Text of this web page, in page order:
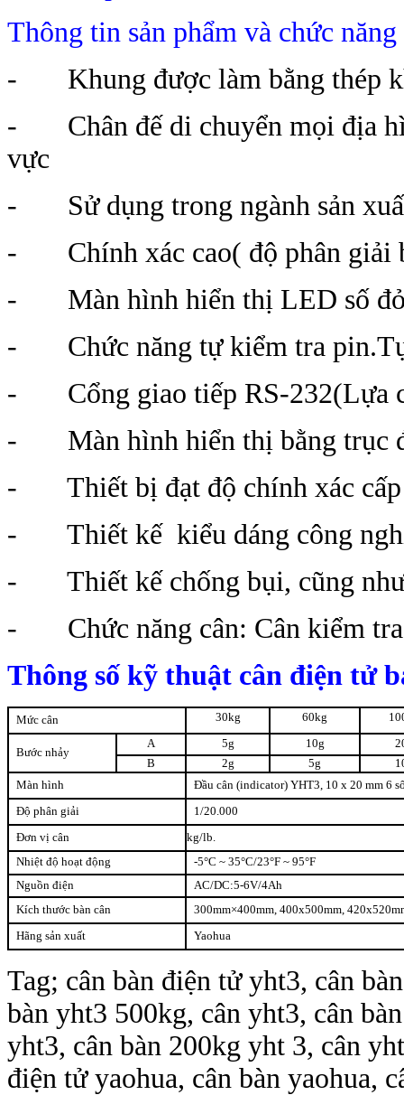
Thông tin sản phẩm và chức
- Khung được làm bằng thép
- Chân đế di chuyển mọi địa
vực
- Sử dụng trong ngành sản
- Chính xác cao( độ phân giải
- Màn hình hiển thị LED số đỏ
- Chức năng tự kiểm tra pin.Tự
- Cổng giao tiếp RS-232(Lựa
- Màn hình hiển thị bằng trục
- Thiết bị đạt độ chính xác cấp
- Thiết kế kiểu dáng công
- Thiết kế chống bụi, cũng như
- Chức năng cân: Cân kiểm
Thông số kỹ thuật cân điện tử
Mức cân 30kg 60kg
Bước nhảy
A 5g 10g
B
2g 5g
Màn hình
Đầu cân (indicator) YHT3, 10 x 20 mm 6
Độ phân giải
1/20.000
Đơn vị cân
kg/lb.
Nhiệt độ hoạt động
-5°C ~ 35°C/23°F ~ 95°F
Nguồn điện
AC/DC:5-6V/4Ah
Kích thước bàn cân
300mm×400mm, 400x500mm,
Hãng sản xuất
Yaohua
Tag; cân bàn điện tử yht3, cân
bàn yht3 500kg, cân yht3, cân
yht3, cân bàn 200kg yht 3, cân
điện tử yaohua, cân bàn yaohua,